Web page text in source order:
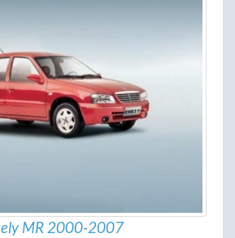
MR 2000-2007